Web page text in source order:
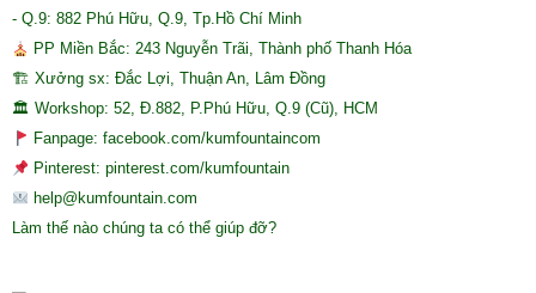
- Q.9: 882 Phú Hữu, Q.9, Tp.Hồ Chí Minh
PP Miền Bắc: 243 Nguyễn Trãi, Thành phố Thanh Hóa
🏗 Xưởng sx: Đắc Lợi, Thuận An, Lâm Đồng
🏛 Workshop: 52, Đ.882, P.Phú Hữu, Q.9 (Cũ), HCM
Fanpage: facebook.com/kumfountaincom
Pinterest: pinterest.com/kumfountain
help@kumfountain.com
Làm thế nào chúng ta có thể giúp đỡ?